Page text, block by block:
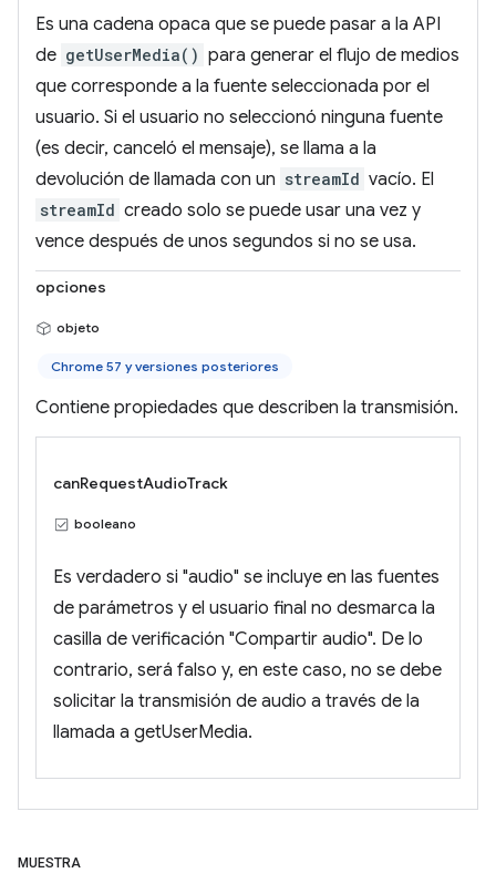
Es una cadena opaca que se puede pasar a la API
de getUserMedia() para generar el flujo de medios
que corresponde a la fuente seleccionada por el
usuario. Si el usuario no seleccionó ninguna fuente
(es decir, canceló el mensaje), se llama a la
devolución de llamada con un streamId vacío. El
streamId creado solo se puede usar una vez y
vence después de unos segundos si no se usa.
opciones
objeto
Chrome 57 y versiones posteriores
Contiene propiedades que describen la transmisión.
canRequestAudioTrack
booleano
Es verdadero si "audio" se incluye en las fuentes
de parámetros y el usuario final no desmarca la
casilla de verificación "Compartir audio". De lo
contrario, será falso y, en este caso, no se debe
solicitar la transmisión de audio a través de la
llamada a getUserMedia.
MUESTRA